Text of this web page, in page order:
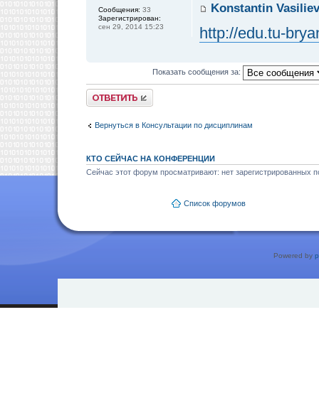
Konstantin
http://edu.tu-
Сообщения: 33
Зарегистрирован:
сен 29, 2014 15:23
Показать сообщения за:
Ответить
Вернуться в Консультации по дисциплинам
КТО СЕЙЧАС НА КОНФЕРЕНЦИИ
Сейчас этот форум просматривают: нет зарегистрированных
Список форумов
Powered by